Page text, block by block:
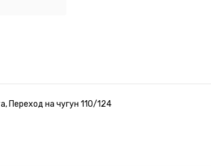
Переход на чугун 110/124